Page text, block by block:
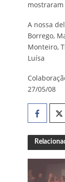
mostraram
A nossa
Borrego,
Monteiro,
Luísa
27/05/08